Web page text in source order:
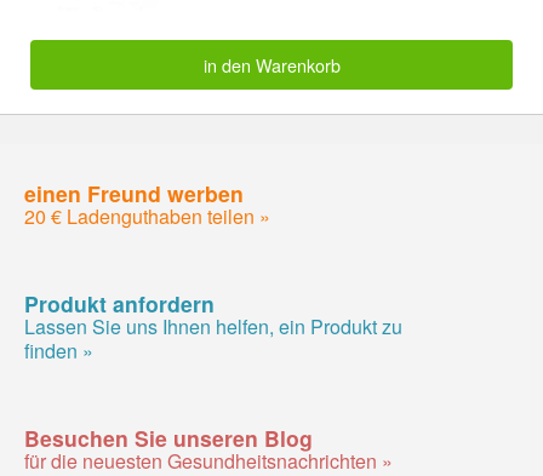
in den Warenkorb
einen Freund werben
20 € Ladenguthaben teilen »
Produkt anfordern
Lassen Sie uns Ihnen helfen, ein Produkt zu
finden »
Besuchen Sie unseren Blog
für die neuesten Gesundheitsnachrichten »